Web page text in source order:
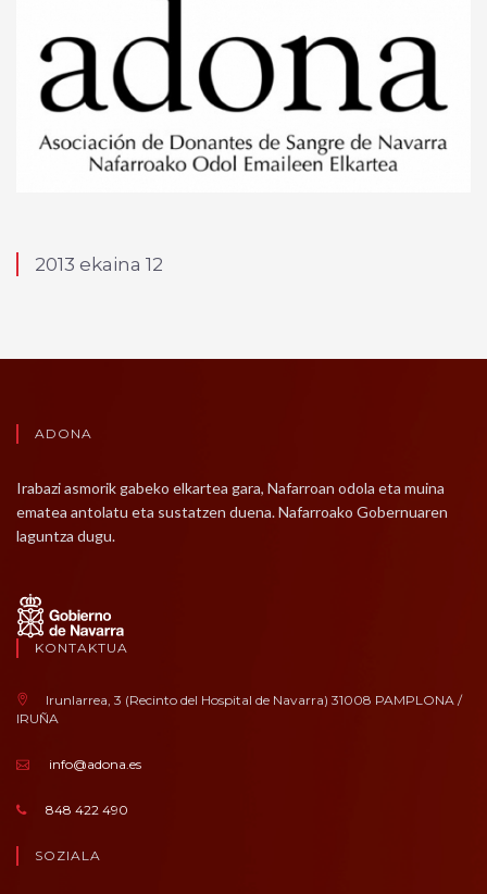
2013 ekaina 12
ADONA
Irabazi asmorik gabeko elkartea gara, Nafarroan odola eta muina
ematea antolatu eta sustatzen duena. Nafarroako Gobernuaren
laguntza dugu.
KONTAKTUA
Irunlarrea, 3 (Recinto del Hospital de Navarra) 31008 PAMPLONA /
IRUÑA
info@adona.es
848 422 490
SOZIALA